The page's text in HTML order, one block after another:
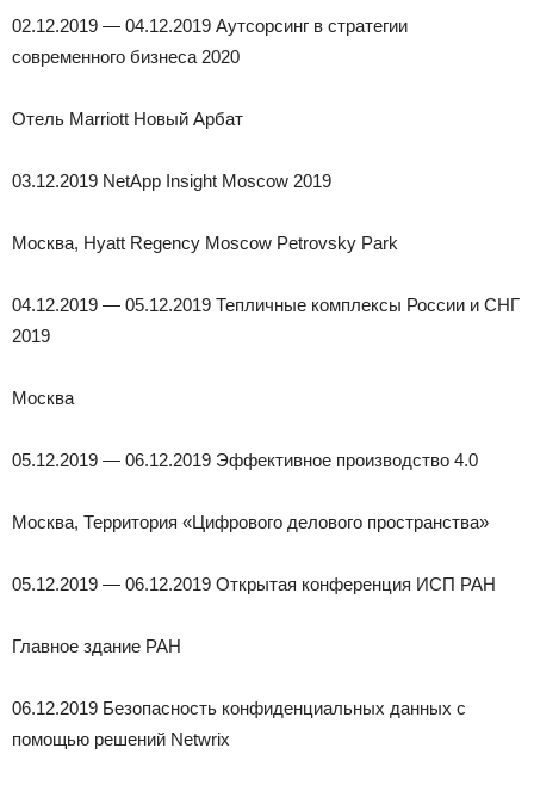
02.12.2019 — 04.12.2019 Аутсорсинг в стратегии
современного бизнеса 2020
Отель Marriott Новый Арбат
03.12.2019 NetApp Insight Moscow 2019
Москва, Hyatt Regency Moscow Petrovsky Park
04.12.2019 — 05.12.2019 Тепличные комплексы России и СНГ
2019
Москва
05.12.2019 — 06.12.2019 Эффективное производство 4.0
Москва, Территория «Цифрового делового пространства»
05.12.2019 — 06.12.2019 Открытая конференция ИСП РАН
Главное здание РАН
06.12.2019 Безопасность конфиденциальных данных с
помощью решений Netwrix